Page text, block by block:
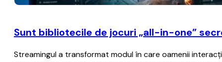
Sunt bibliotecile de jocuri „all-in-one”
Streamingul a transformat modul în care oamenii